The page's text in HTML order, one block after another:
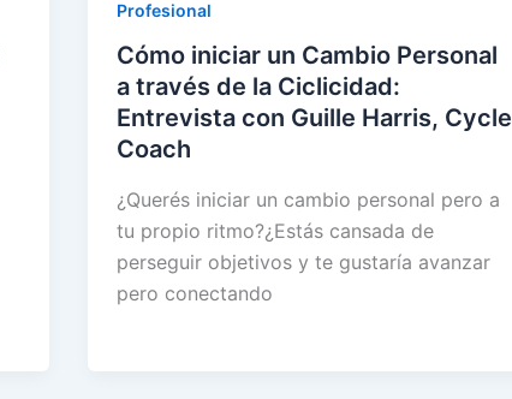
Profesional
Cómo iniciar un Cambio Personal
a través de la Ciclicidad:
Entrevista con Guille Harris, Cycle
Coach
¿Querés iniciar un cambio personal pero a
tu propio ritmo?¿Estás cansada de
perseguir objetivos y te gustaría avanzar
pero conectando